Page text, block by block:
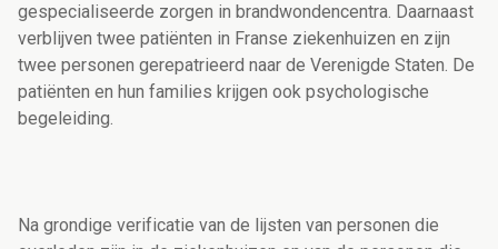
gespecialiseerde zorgen in brandwondencentra. Daarnaast
verblijven twee patiënten in Franse ziekenhuizen en zijn
twee personen gerepatrieerd naar de Verenigde Staten. De
patiënten en hun families krijgen ook psychologische
begeleiding.
Na grondige verificatie van de lijsten van personen die